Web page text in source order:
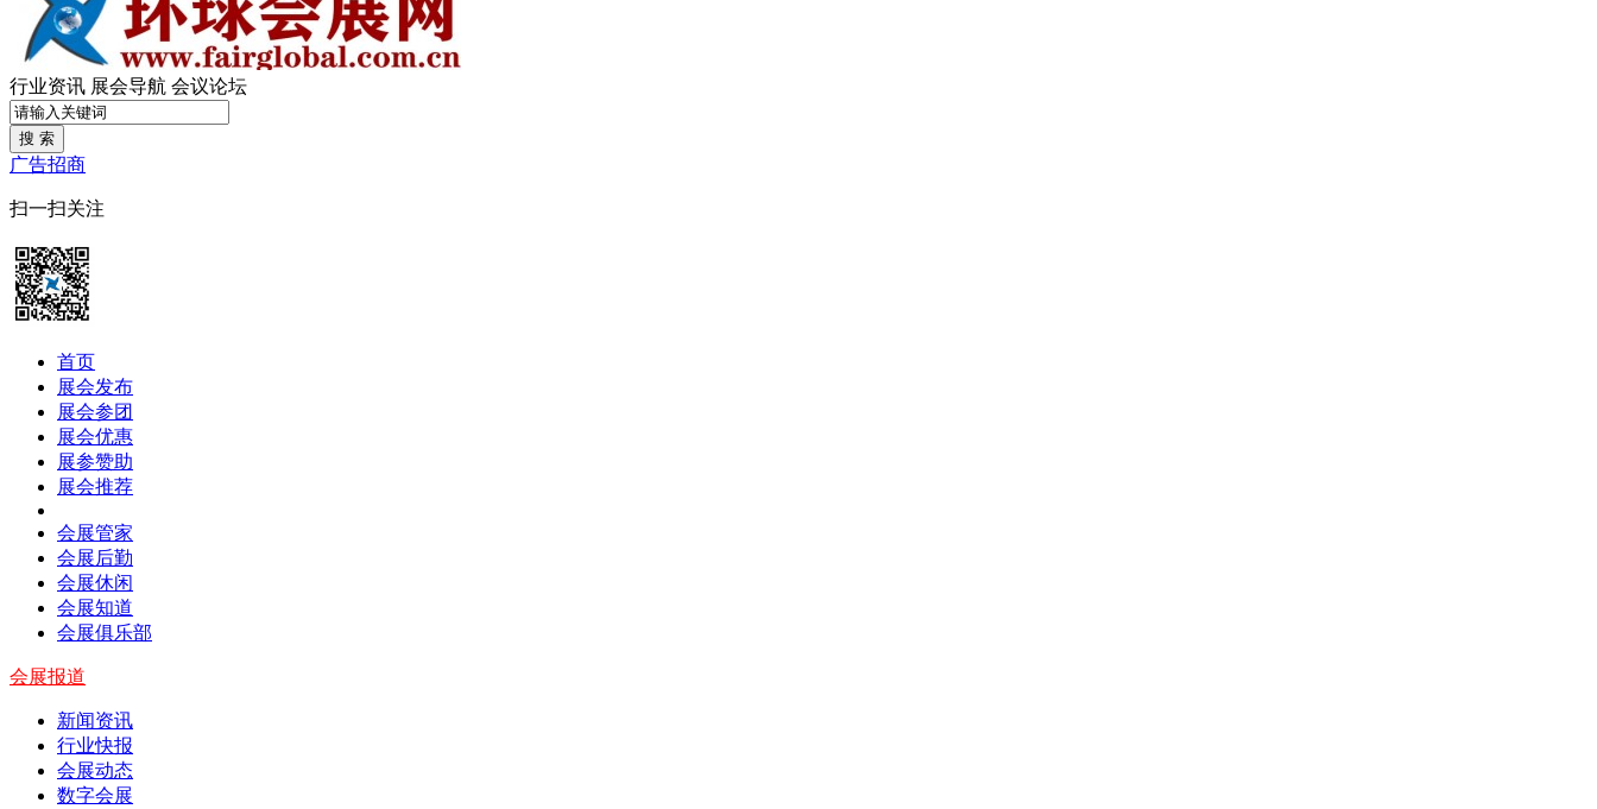
行业资讯 展会导航 会议论坛
搜 索
广告招商
扫一扫关注
首页
展会发布
展会参团
展会优惠
展参赞助
展会推荐
会展管家
会展后勤
会展休闲
会展知道
会展俱乐部
会展报道
新闻资讯
行业快报
会展动态
数字会展